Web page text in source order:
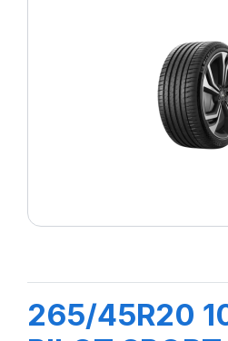
265/45R20